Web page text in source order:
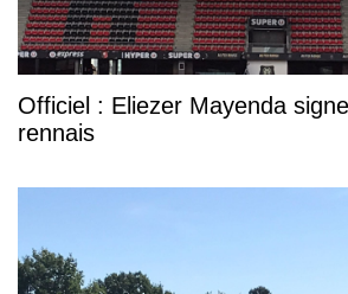
Officiel : Eliezer Mayenda
rennais